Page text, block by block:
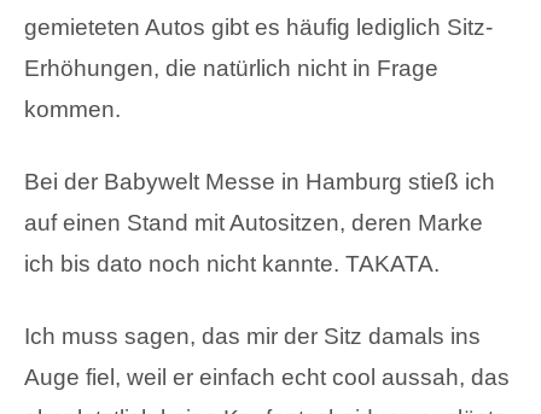
gemieteten Autos gibt es häufig lediglich Sitz-
Erhöhungen, die natürlich nicht in Frage
kommen.
Bei der Babywelt Messe in Hamburg stieß ich
auf einen Stand mit Autositzen, deren Marke
ich bis dato noch nicht kannte. TAKATA.
Ich muss sagen, das mir der Sitz damals ins
Auge fiel, weil er einfach echt cool aussah, das